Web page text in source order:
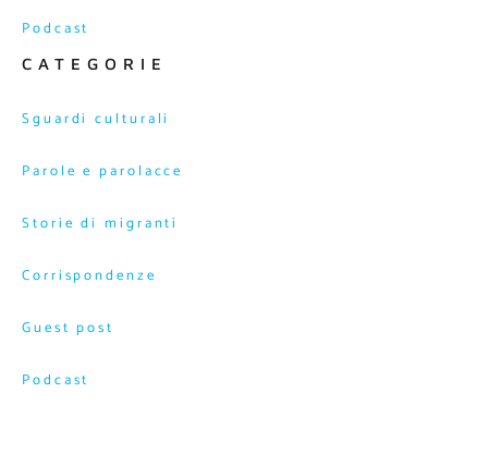
Podcast
CATEGORIE
Sguardi culturali
Parole e parolacce
Storie di migranti
Corrispondenze
Guest post
Podcast